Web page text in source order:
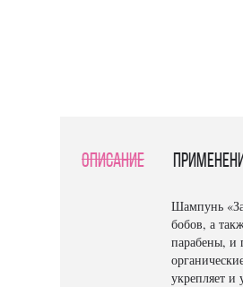
Описание
Шампунь
бобов, а
парабены, и
укрепляет